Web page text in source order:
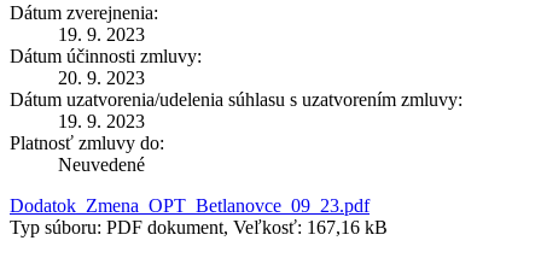
Dátum zverejnenia:
19. 9. 2023
Dátum účinnosti zmluvy:
20. 9. 2023
Dátum uzatvorenia/udelenia súhlasu s uzatvorením zmluvy:
19. 9. 2023
Platnosť zmluvy do:
Neuvedené
Dodatok_Zmena_OPT_Betlanovce_09_23.pdf
Typ súboru: PDF dokument, Veľkosť: 167,16 kB